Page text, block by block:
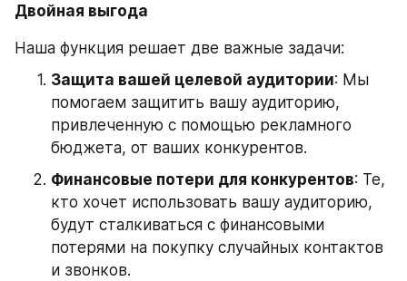
Двойная выгода
Наша функция решает две важные задачи:
Защита вашей целевой аудитории: Мы
помогаем защитить вашу аудиторию,
привлеченную с помощью рекламного
бюджета, от ваших конкурентов.
Финансовые потери для конкурентов: Те,
кто хочет использовать вашу аудиторию,
будут сталкиваться с финансовыми
потерями на покупку случайных контактов
и звонков.